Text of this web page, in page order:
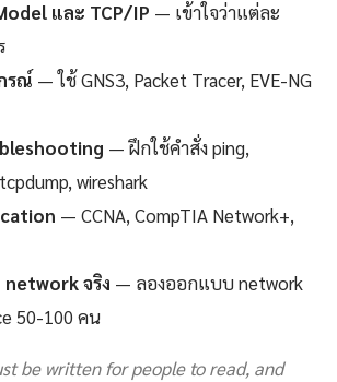
และ TCP/IP — เข้าใจว่าแต่ละ
รณ์ — ใช้ GNS3, Packet Tracer, EVE-NG
— ฝึกใช้คำสั่ง ping,
wireshark
— CCNA, CompTIA Network+,
จริง — ลองออกแบบ network
50-100 คน
be written for people to read, and